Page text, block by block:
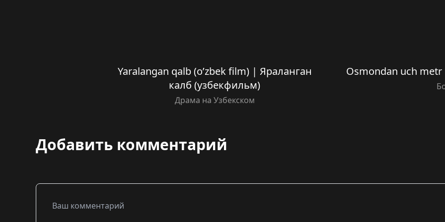
Yaralangan qalb (o’zbek film) | Яраланган
калб (узбекфильм)
Драма на Узбекском
Osmondan uch metr
Добавить комментарий